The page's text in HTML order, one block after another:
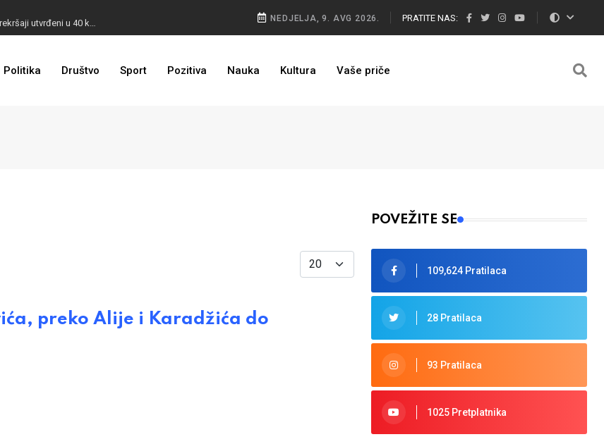
NEDJELJA, 9. AVG 2026. PRATITE NAS:
Politika Društvo Sport Pozitiva Nauka Kultura Vaše priče
Display #
preko Alije i Karadžića do
POVEŽITE SE
109,624 Pratilaca
28 Pratilaca
93 Pratilaca
1025 Pretplatnika